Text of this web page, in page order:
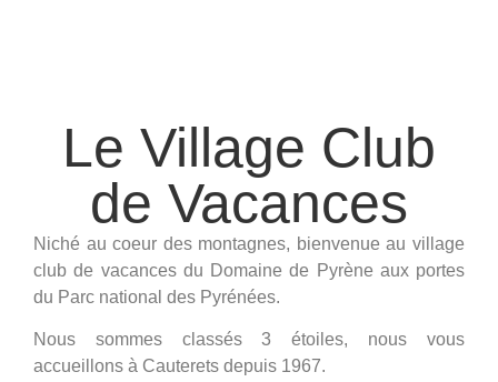
Le Village Club
de Vacances
Niché au coeur des montagnes, bienvenue au village
club de vacances du Domaine de Pyrène aux portes
du Parc national des Pyrénées.
Nous sommes classés 3 étoiles, nous vous
accueillons à Cauterets depuis 1967.